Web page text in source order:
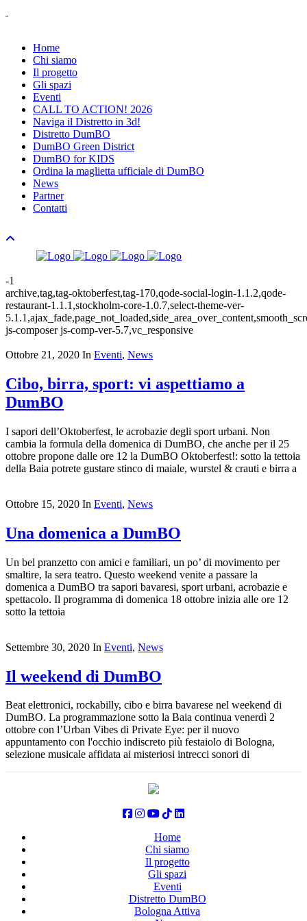
Home
Chi siamo
Il progetto
Gli spazi
Eventi
CALL TO ACTION! 2026
Naviga il Distretto in 3d!
Distretto DumBO
DumBO Green District
DumBO for KIDS
Ordina la maglietta ufficiale di DumBO
News
Partner
Contatti
-1
archive,tag,tag-oktoberfest,tag-170,qode-social-login-1.1.2,qode-
restaurant-1.1.1,stockholm-core-1.0.7,select-theme-ver-
js-composer js-comp-ver-5.7,vc_responsive
Ottobre 21, 2020 In Eventi, News
Cibo, birra, sport: vi aspettiamo a
DumBO
I sapori dell’Oktoberfest, le acrobazie degli sport urbani. Non
cambia la formula della domenica di DumBO, che anche per il 25
ottobre propone dalle ore 12 la DumBO Oktoberfest!: sotto la tettoia
della Baia potrete gustare stinco di maiale, wurstel & crauti e birra a
Ottobre 15, 2020 In Eventi, News
Una domenica a DumBO
Un bel pranzetto con amici e familiari, un po’ di movimento per
smaltire, la sera teatro. Questo weekend venite a passare la
domenica a DumBO tra sapori bavaresi, sport urbani, acrobazie e
spettacolo. Il programma di domenica 18 ottobre inizia alle ore 12
sotto la tettoia
Settembre 30, 2020 In Eventi, News
Il weekend di DumBO
Beat elettronici, rockabilly, cibo e birra bavarese nel weekend di
DumBO. La programmazione sotto la Baia continua venerdì 2
ottobre con l’Urban Vibes di Private Eye: per il nuovo
appuntamento con l'occhio indiscreto più festaiolo di Bologna,
selezione musicale affidata ai misteriosi intrecci sonori di
Home
Chi siamo
Il progetto
Gli spazi
Eventi
Distretto DumBO
Bologna Attiva